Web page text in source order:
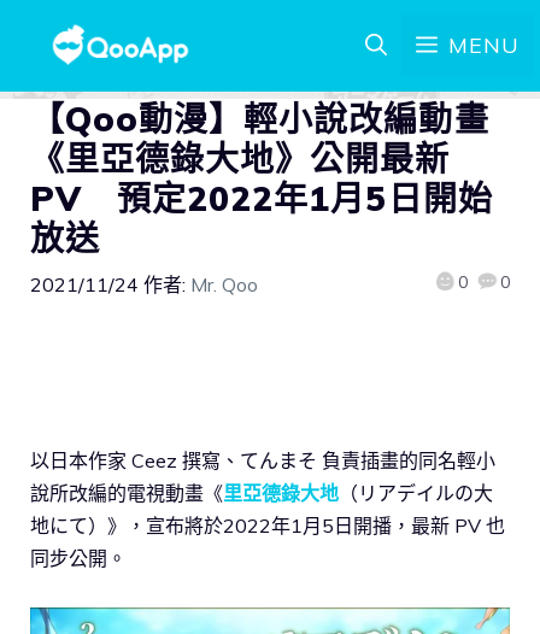
MENU
【Qoo動漫】輕小說改編動畫
《里亞德錄大地》公開最新
PV 預定2022年1月5日開始
放送
2021/11/24 作者: Mr. Qoo 0 0
以日本作家 Ceez 撰寫、てんまそ 負責插畫的同名輕小
說所改編的電視動畫《里亞德錄大地 （リアデイルの大
地にて）》，宣布將於2022年1月5日開播，最新 PV 也
同步公開。